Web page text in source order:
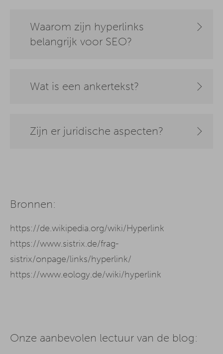
Waarom zijn hyperlinks
belangrijk voor SEO?
Wat is een ankertekst?
Zijn er juridische aspecten?
Bronnen:
https://de.wikipedia.org/wiki/Hyperlink
https://www.sistrix.de/frag-
sistrix/onpage/links/hyperlink/
https://www.eology.de/wiki/hyperlink
Onze aanbevolen lectuur van de blog: